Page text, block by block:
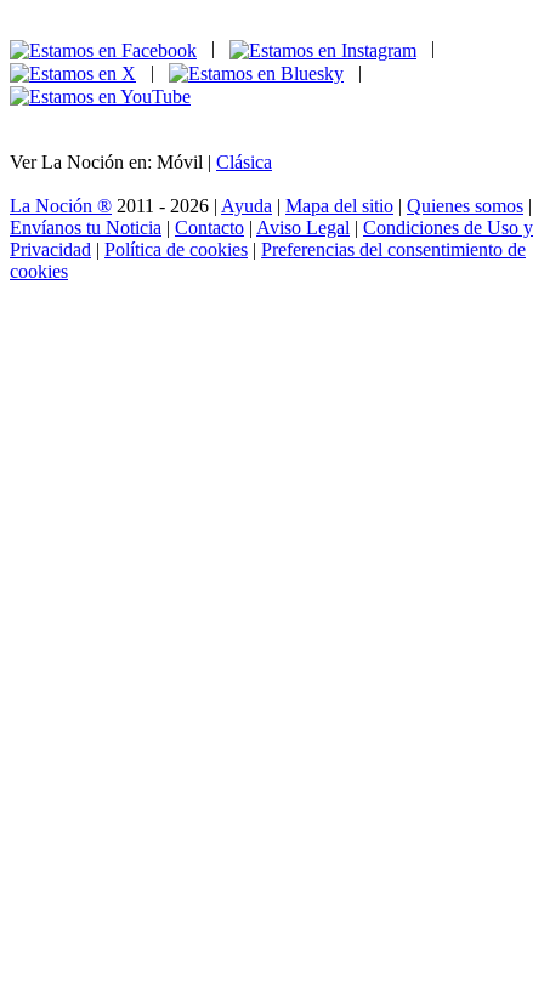
|
|
Ver La Noción en: Móvil | Clásica
La Noción ® 2011 - 2026 | Ayuda | Mapa del sitio | Quienes somos |
Envíanos tu Noticia | Contacto | Aviso Legal | Condiciones de Uso y
Privacidad | Política de cookies | Preferencias del consentimiento de
cookies